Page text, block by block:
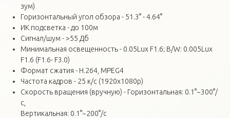
зум)
Горизонтальный угол обзора - 51.3° - 4.64°
ИК подсветка - до 100м
Сигнал/шум - >55 Дб
Минимальная освещенность - 0.05Lux F1.6; B/W: 0.005Lux
F1.6 (F1.6- F3.0)
Формат сжатия - H.264, MPEG4
Частота кадров - 25 к/с (1920х1080р)
Скорость вращения (вручную) - Горизонтальная: 0.1°~300°/
с,
Вертикальная: 0.1°~200°/с